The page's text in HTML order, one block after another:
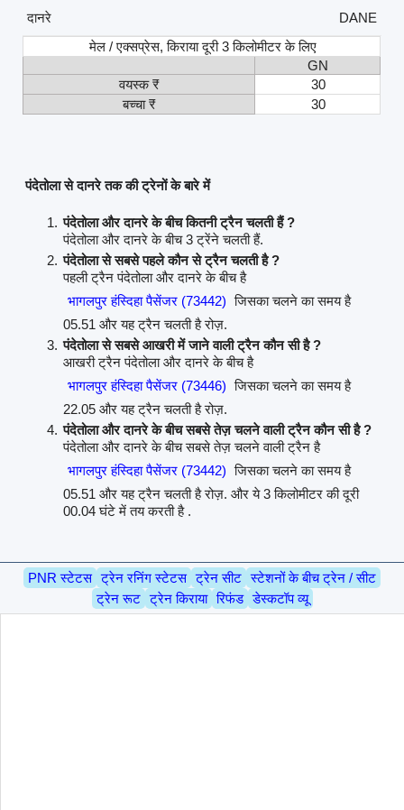
दानरे
DANE
मेल / एक्सप्रेस, किराया दूरी 3 किलोमीटर के लिए
GN
वयस्क ₹
30
बच्चा ₹
30
पंदेतोला से दानरे तक की ट्रेनों के बारे में
पंदेतोला और दानरे के बीच कितनी ट्रैन चलती हैं ?
पंदेतोला और दानरे के बीच 3 ट्रेंने चलती हैं.
पंदेतोला से सबसे पहले कौन से ट्रैन चलती है ?
पहली ट्रैन पंदेतोला और दानरे के बीच है
भागलपुर हंस्दिहा पैसेंजर (73442) जिसका चलने का समय है
05.51 और यह ट्रैन चलती है रोज़.
पंदेतोला से सबसे आखरी में जाने वाली ट्रैन कौन सी है ?
आखरी ट्रैन पंदेतोला और दानरे के बीच है
भागलपुर हंस्दिहा पैसेंजर (73446) जिसका चलने का समय है
22.05 और यह ट्रैन चलती है रोज़.
पंदेतोला और दानरे के बीच सबसे तेज़ चलने वाली ट्रैन कौन सी है ?
पंदेतोला और दानरे के बीच सबसे तेज़ चलने वाली ट्रैन है
भागलपुर हंस्दिहा पैसेंजर (73442) जिसका चलने का समय है
05.51 और यह ट्रैन चलती है रोज़. और ये 3 किलोमीटर की दूरी
00.04 घंटे में तय करती है .
PNR स्टेटस ट्रेन रनिंग स्टेटस ट्रेन सीट स्टेशनों के बीच ट्रेन / सीट
ट्रेन रूट ट्रेन किराया रिफंड डेस्कटॉप व्यू